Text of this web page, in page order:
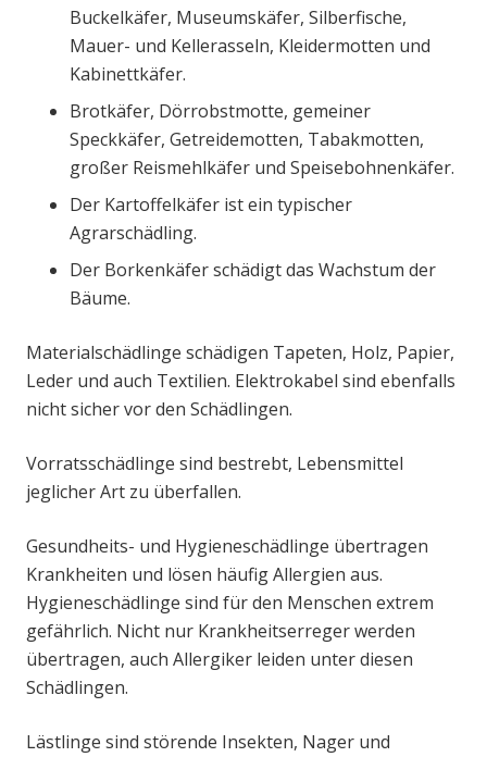
Buckelkäfer, Museumskäfer, Silberfische,
Mauer- und Kellerasseln, Kleidermotten und
Kabinettkäfer.
Brotkäfer, Dörrobstmotte, gemeiner
Speckkäfer, Getreidemotten, Tabakmotten,
großer Reismehlkäfer und Speisebohnenkäfer.
Der Kartoffelkäfer ist ein typischer
Agrarschädling.
Der Borkenkäfer schädigt das Wachstum der
Bäume.
Materialschädlinge schädigen Tapeten, Holz, Papier,
Leder und auch Textilien. Elektrokabel sind ebenfalls
nicht sicher vor den Schädlingen.
Vorratsschädlinge sind bestrebt, Lebensmittel
jeglicher Art zu überfallen.
Gesundheits- und Hygieneschädlinge übertragen
Krankheiten und lösen häufig Allergien aus.
Hygieneschädlinge sind für den Menschen extrem
gefährlich. Nicht nur Krankheitserreger werden
übertragen, auch Allergiker leiden unter diesen
Schädlingen.
Lästlinge sind störende Insekten, Nager und